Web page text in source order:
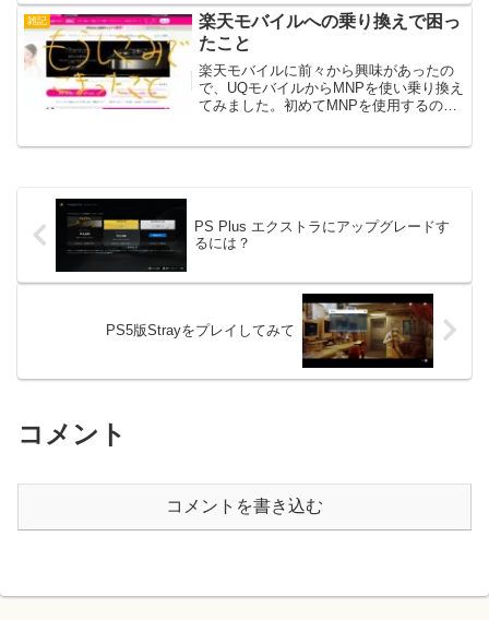
感想を書いてきたいと思います。※2...
雑記
楽天モバイルへの乗り換えで困っ
たこと
楽天モバイルに前々から興味があったの
で、UQモバイルからMNPを使い乗り換え
てみました。初めてMNPを使用するので
PS Plus エクストラにアップグレードす
るには？
PS5版Strayをプレイしてみて
コメント
コメントを書き込む